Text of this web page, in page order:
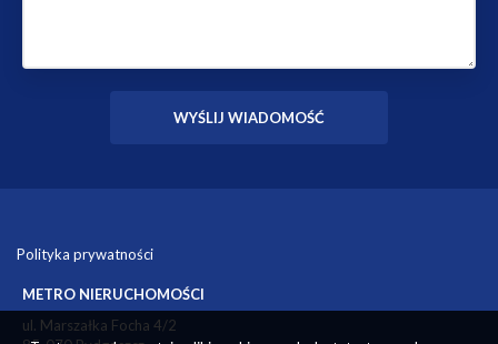
Polityka prywatności
METRO NIERUCHOMOŚCI
ul. Marszałka Focha 4/2